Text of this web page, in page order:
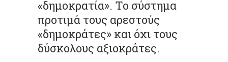
«δηµοκρατία». Το σύστηµα
προτιµά τους αρεστούς
«δηµοκράτες» και όχι τους
δύσκολους αξιοκράτες.